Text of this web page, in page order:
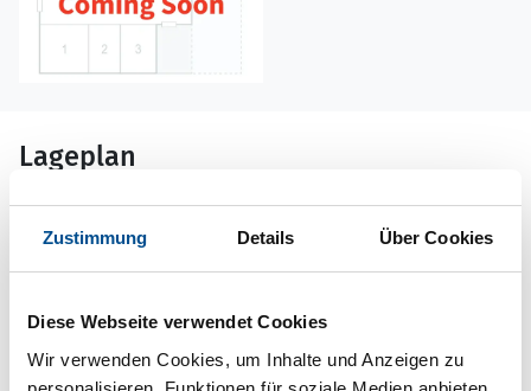
Zustimmung Details Über Cookies
Diese Webseite verwendet Cookies
Wir verwenden Cookies, um Inhalte und Anzeigen zu
Lageplan
Ferienhaus S73609
Blomma Nygård 1
67292 Årjäng